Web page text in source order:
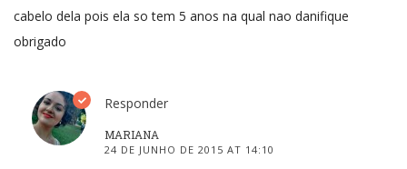
cabelo dela pois ela so tem 5 anos na qual nao danifique
obrigado
Responder
MARIANA
24 DE JUNHO DE 2015 AT 14:10